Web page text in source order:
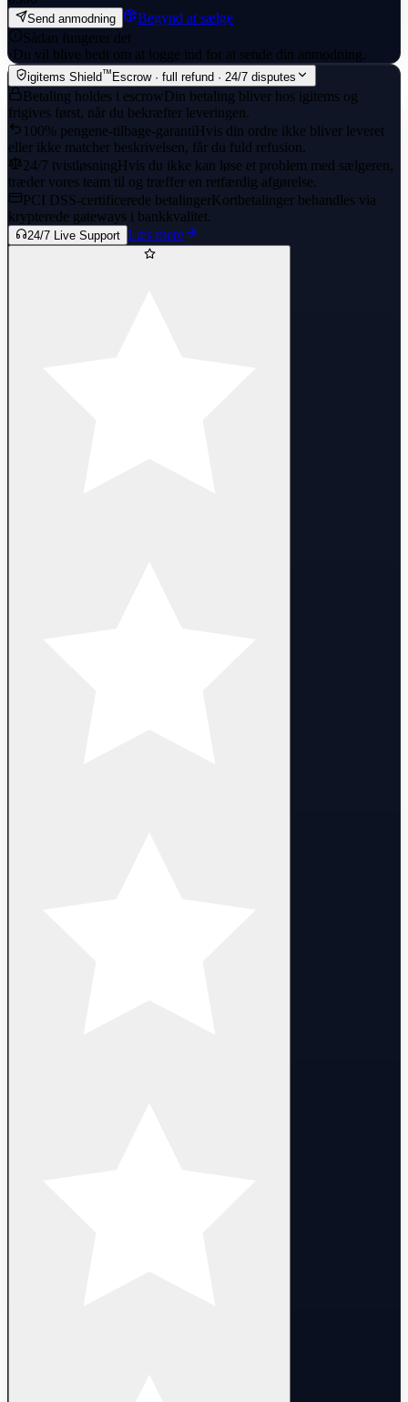
Send anmodning
Begynd at sælge
Sådan fungerer det
· Du vil blive bedt om at logge ind for at sende din anmodning.
igitems Shield™Escrow · full refund · 24/7 disputes
Betaling holdes i escrowDin betaling bliver hos igitems og
frigives først, når du bekræfter leveringen.
100% pengene-tilbage-garantiHvis din ordre ikke bliver leveret
eller ikke matcher beskrivelsen, får du fuld refusion.
24/7 tvistløsningHvis du ikke kan løse et problem med sælgeren,
træder vores team til og træffer en retfærdig afgørelse.
PCI DSS-certificerede betalingerKortbetalinger behandles via
krypterede gateways i bankkvalitet.
24/7 Live Support Læs mere